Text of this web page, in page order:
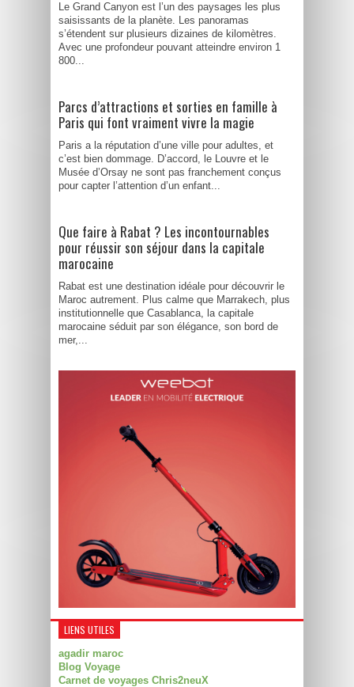
Le Grand Canyon est l’un des paysages les plus
saisissants de la planète. Les panoramas
s’étendent sur plusieurs dizaines de kilomètres.
Avec une profondeur pouvant atteindre environ 1
800...
Parcs d’attractions et sorties en famille à
Paris qui font vraiment vivre la magie
Paris a la réputation d’une ville pour adultes, et
c’est bien dommage. D’accord, le Louvre et le
Musée d’Orsay ne sont pas franchement conçus
pour capter l’attention d’un enfant...
Que faire à Rabat ? Les incontournables
pour réussir son séjour dans la capitale
marocaine
Rabat est une destination idéale pour découvrir le
Maroc autrement. Plus calme que Marrakech, plus
institutionnelle que Casablanca, la capitale
marocaine séduit par son élégance, son bord de
mer,...
LIENS UTILES
agadir maroc
Blog Voyage
Carnet de voyages Chris2neuX